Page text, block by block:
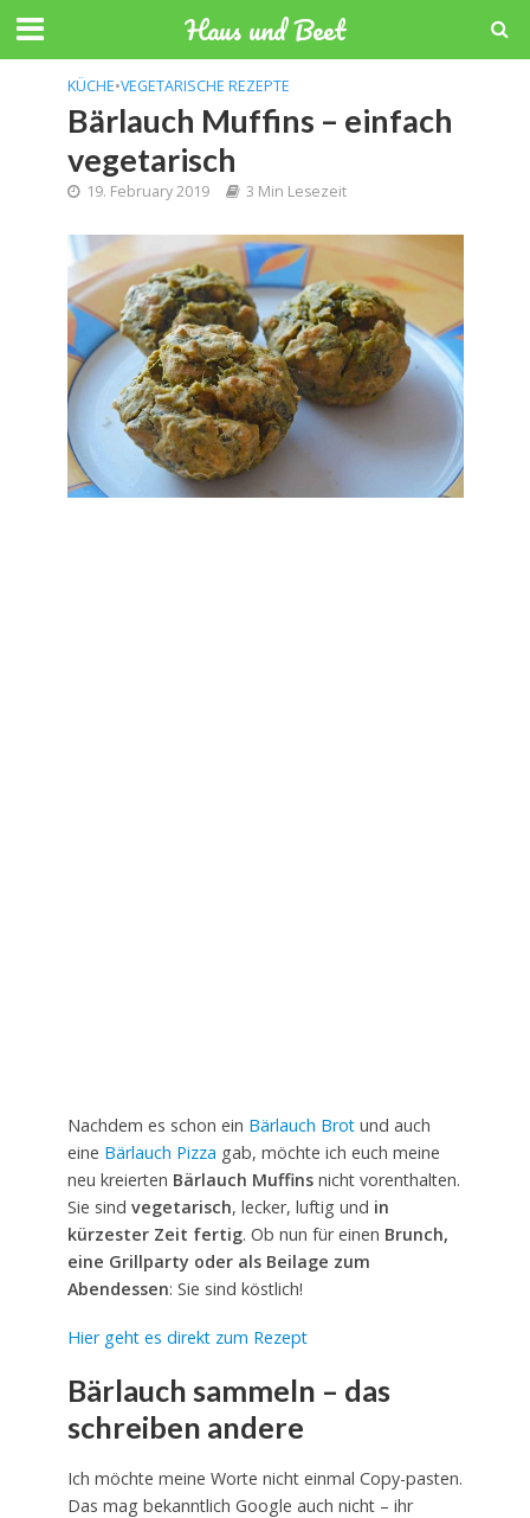
Haus und Beet
KÜCHE•VEGETARISCHE REZEPTE
Bärlauch Muffins – einfach
vegetarisch
19. February 2019 3 Min Lesezeit
Nachdem es schon ein Bärlauch Brotund auch
eine Bärlauch Pizza gab, möchte ich euch meine
neu kreierten Bärlauch Muffinsnicht vorenthalten.
Sie sind vegetarisch, lecker, luftig und in
kürzester Zeit fertig. Ob nun für einen Brunch,
eine Grillparty oder als Beilage zum
Abendessen: Sie sind köstlich!
Hier geht es direkt zum Rezept
Bärlauch sammeln – das
schreiben andere
Ich möchte meine Worte nicht einmal Copy-pasten.
Das mag bekanntlich Google auch nicht – ihr